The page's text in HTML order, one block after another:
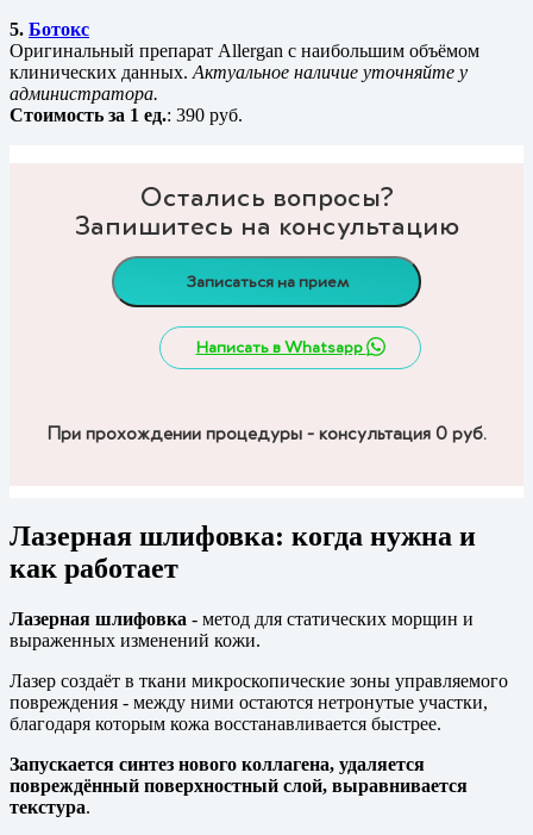
5. Ботокс
Оригинальный препарат Allergan с наибольшим объёмом
клинических данных. Актуальное наличие уточняйте у
администратора.
Стоимость за 1 ед.: 390 руб.
Остались вопросы?
Запишитесь на консультацию
Записаться на прием
Написать в Whatsapp
При прохождении процедуры - консультация 0 руб.
Лазерная шлифовка: когда нужна и
как работает
Лазерная шлифовка - метод для статических морщин и
выраженных изменений кожи.
Лазер создаёт в ткани микроскопические зоны управляемого
повреждения - между ними остаются нетронутые участки,
благодаря которым кожа восстанавливается быстрее.
Запускается синтез нового коллагена, удаляется
повреждённый поверхностный слой, выравнивается
текстура.